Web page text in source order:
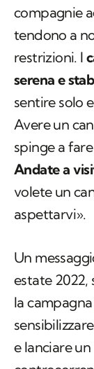
compagnie
tendono a
restrizioni. I
serena e
sentire solo
Avere un
spinge a
Andate a
volete un
aspettarvi».
Un
estate 2022,
la campagna
e lanciare